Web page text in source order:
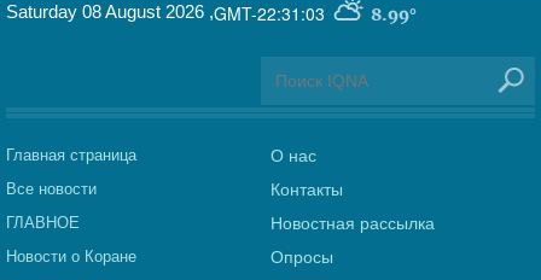
GMT-22:31:03 8.99°
Saturday 08 August 2026 ,
Главная страница
Все новости
ГЛАВНОЕ
Новости о Коране
О нас
Контакты
Новостная рассылка
Опросы